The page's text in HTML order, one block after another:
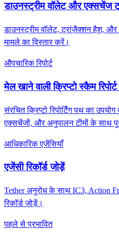
डाउनस्ट्रीम वॉलेट और एक्सचेंज
डाउनस्ट्रीम वॉलेट, ट्रांज़ैक्शन हैश,
मामले का विस्तार करें।
औपचारिक रिपोर्ट
मेल खाने वाली क्रिप्टो स्कैम
संरचित क्रिप्टो रिपोर्टिंग पथ का
एक्सचेंजों, और अनुपालन टीमों के साथ
आधिकारिक एजेंसियाँ
एजेंसी रिकॉर्ड जोड़ें
Tether अनुरोध के साथ IC3, Action
रिकॉर्ड जोड़ें।
पहले से प्रभावित